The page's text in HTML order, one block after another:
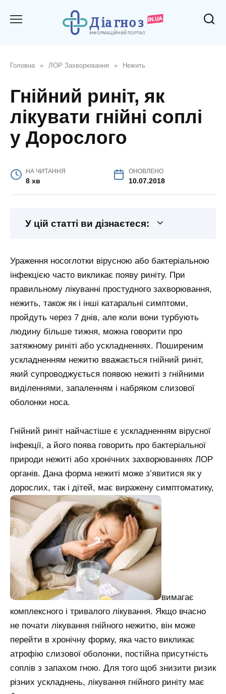
Головна » ЛОР Захворювання » Нежить
Гнійний риніт, як
лікувати гнійні соплі
у Дорослого
НА ЧИТАННЯ
8 хв
ОНОВЛЕНО
10.07.2018
У цій статті ви дізнаєтеся:
Ураження носоглотки вірусною або бактеріальною
інфекцією часто викликає появу риніту. При
правильному лікуванні простудного захворювання,
нежить, також як і інші катаральні симптоми,
пройдуть через 7 днів, але коли вони турбують
людину більше тижня, можна говорити про
затяжному риніті або ускладненнях. Поширеним
ускладненням нежитю вважається гнійний риніт,
який супроводжується появою нежиті з гнійними
виділеннями, запаленням і набряком слизової
оболонки носа.
Гнійний риніт найчастіше є ускладненням вірусної
інфекції, а його поява говорить про бактеріальної
природи нежиті або хронічних захворюваннях ЛОР
органів. Дана форма нежиті може з’явитися як у
дорослих, так і дітей, має виражену симптоматику,
вимагає
комплексного і тривалого лікування. Якщо вчасно
не почати лікування гнійного нежитю, він може
перейти в хронічну форму, яка часто викликає
атрофію слизової оболонки, постійна присутність
соплів з запахом гною. Для того щоб знизити ризик
різних ускладнень, лікування гнійного риніту має